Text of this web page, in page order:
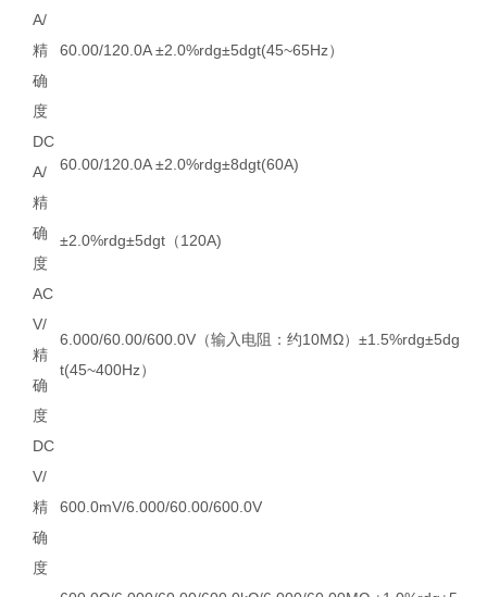
A/
精
确
度
60.00/120.0A ±2.0%rdg±5dgt(45~65Hz）
DC
A/
精
确
度
60.00/120.0A ±2.0%rdg±8dgt(60A)
±2.0%rdg±5dgt（120A)
AC
V/
精
确
度
6.000/60.00/600.0V（输入电阻：约10MΩ）±1.5%rdg±5dg
t(45~400Hz）
DC
V/
精
确
度
600.0mV/6.000/60.00/600.0V